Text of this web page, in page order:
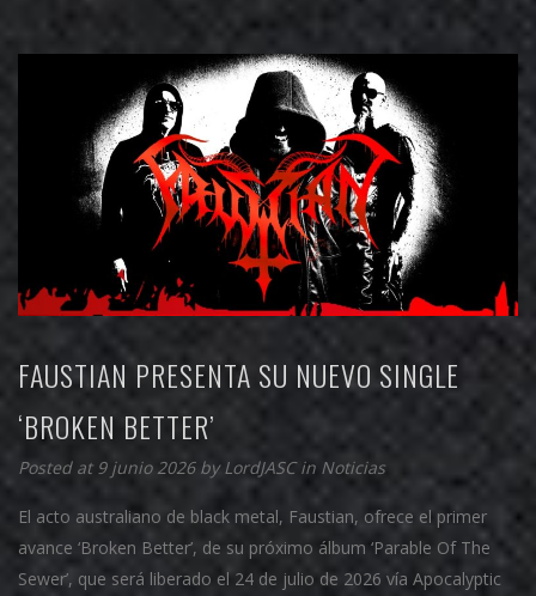
FAUSTIAN PRESENTA SU NUEVO SINGLE
‘BROKEN BETTER’
Posted at 9 junio 2026 byLordJASCin Noticias
El acto australiano de black metal, Faustian, ofrece el primer
avance ‘Broken Better’, de su próximo álbum ‘Parable Of The
Sewer’, que será liberado el 24 de julio de 2026 vía Apocalyptic